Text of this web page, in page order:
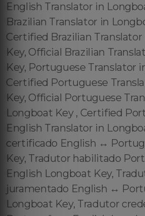
English Translator in
Brazilian Translator in
Certified Brazilian
Key, Official Brazilian
Key, Portuguese Translator
Certified Portuguese
Key, Official Portuguese
Longboat Key , Certified
English Translator in
certificado English ↔️
Key, Tradutor habilitado
English Longboat Key,
juramentado English ↔️
Longboat Key, Tradutor